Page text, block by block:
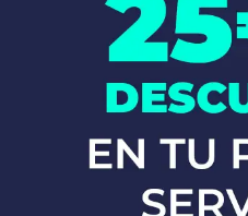
rutinario, estamos disponibles
los 7 días de la semana. A
de nuestros
PEDIR